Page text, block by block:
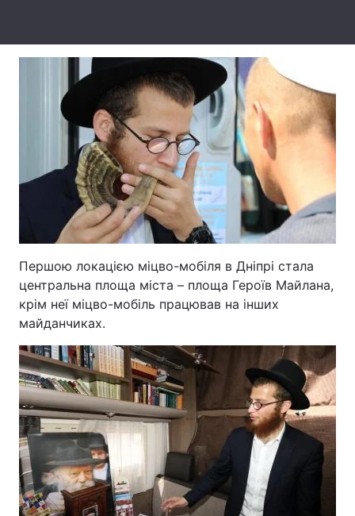
Тема оформлення
Першою локацією міцво-мобіля в Дніпрі стала
центральна площа міста – площа Героїв Майлана,
крім неї міцво-мобіль працював на інших
майданчиках.